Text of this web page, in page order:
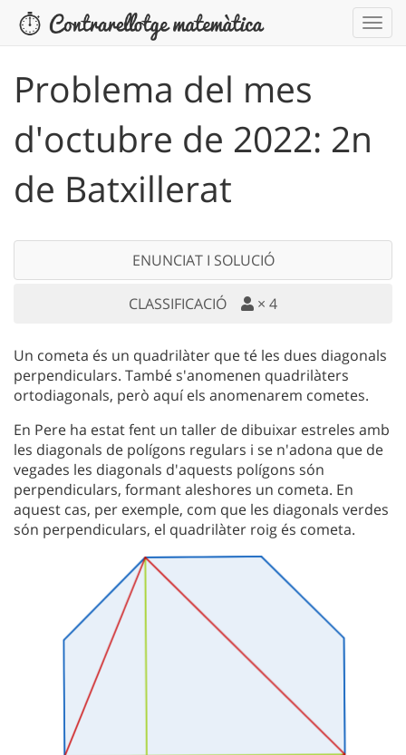
Problema del mes
d'octubre de 2022: 2n
de Batxillerat
ENUNCIAT I SOLUCIÓ
CLASSIFICACIÓ × 4
Un cometa és un quadrilàter que té les dues diagonals
perpendiculars. També s'anomenen quadrilàters
ortodiagonals, però aquí els anomenarem cometes.
En Pere ha estat fent un taller de dibuixar estreles amb
les diagonals de polígons regulars i se n'adona que de
vegades les diagonals d'aquests polígons són
perpendiculars, formant aleshores un cometa. En
aquest cas, per exemple, com que les diagonals verdes
són perpendiculars, el quadrilàter roig és cometa.